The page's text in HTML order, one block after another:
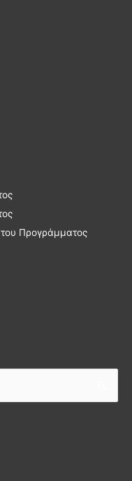
Προγράμματος